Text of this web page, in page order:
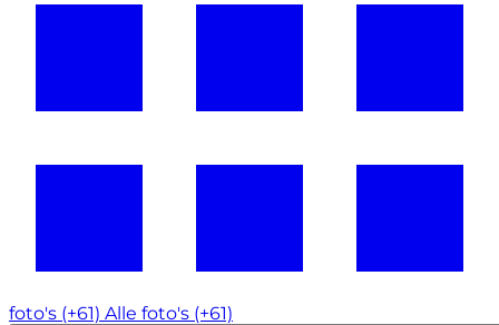
foto's (+61) Alle foto's (+61)